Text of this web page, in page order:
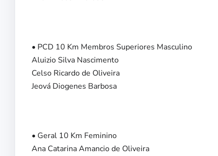
• PCD 10 Km Membros Superiores Masculino
Aluizio Silva Nascimento
Celso Ricardo de Oliveira
Jeová Diogenes Barbosa
• Geral 10 Km Feminino
Ana Catarina Amancio de Oliveira